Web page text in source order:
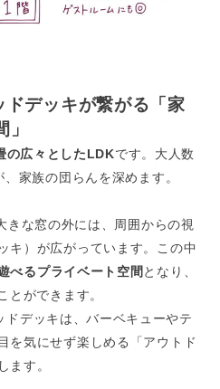
デッキが繋がる「家
の広々としたLDKです。大人数
家族の団らんを深めます。
きな窓の外には、周囲からの視
キ）が広がっています。この中
べるプライベート空間 となり、
とができます。
ドデッキは、バーベキューやテ
を気にせず楽しめる「アウトド
ます。